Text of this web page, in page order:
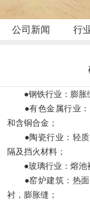
公司新闻 行
●钢铁行业：膨胀缝
●有色金属行业：
和含铜合金；
●陶瓷行业：轻质
隔及挡火材料；
●玻璃行业：熔池
●窑炉建筑：热面
衬，膨胀缝；